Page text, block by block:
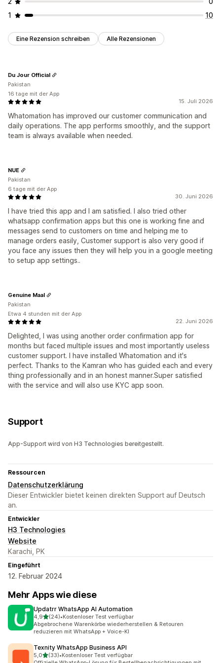
1
10
Eine Rezension schreiben Alle Rezensionen
15. Juli 2026
Whatomation has improved our customer communication and
daily operations. The app performs smoothly, and the support
team is always available when needed.
Du Jour Official
Pakistan
16 tage mit der App
30. Juni 2026
I have tried this app and I am satisfied. I also tried other
whatsapp confirmation apps but this one is working fine and
messages send to customers on time and helping me to
manage orders easily, Customer support is also very good if
you face any issues then they will help you in a google meeting
to setup app settings..
NUE
Pakistan
6 tage mit der App
22. Juni 2026
Delighted, I was using another order confirmation app for
months but faced multiple issues and most importantly useless
customer support. I have installed Whatomation and it's
perfect. Thanks to the Kamran who has guided each and every
thing professionally and in an honest manner.Super satisfied
with the service and will also use KYC app soon.
Genuine Maal
Pakistan
Etwa 4 stunden mit der App
Support
App-Support wird von H3 Technologies bereitgestellt.
Ressourcen
Datenschutzerklärung
Dieser Entwickler bietet keinen direkten Support auf Deutsch
an.
Entwickler
H3 Technologies
Website
Karachi, PK
Eingeführt
12. Februar 2024
Mehr Apps wie diese
Updatrr WhatsApp AI Automation
4,9von 5 Sternen
(24)
24 Rezensionen insgesamt
•Kostenloser Test verfügbar
Abgebrochene Warenkörbe wiederherstellen & Retouren
reduzieren mit WhatsApp + Voice-KI
Texnity WhatsApp Business API
5,0von 5 Sternen
(33)
33 Rezensionen insgesamt
•Kostenloser Test verfügbar